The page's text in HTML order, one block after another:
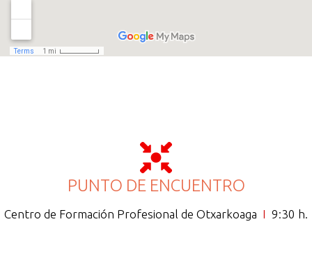
PUNTO DE ENCUENTRO
Centro de Formación Profesional de Otxarkoaga I 9:30 h.